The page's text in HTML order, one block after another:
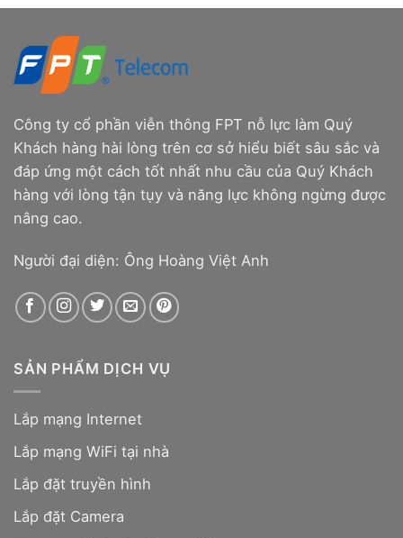
Công ty cổ phần viễn thông FPT nỗ lực làm Quý
Khách hàng hài lòng trên cơ sở hiểu biết sâu sắc và
đáp ứng một cách tốt nhất nhu cầu của Quý Khách
hàng với lòng tận tụy và năng lực không ngừng được
nâng cao.
Người đại diện: Ông Hoàng Việt Anh
SẢN PHẨM DỊCH VỤ
Lắp mạng Internet
Lắp mạng WiFi tại nhà
Lắp đặt truyền hình
Lắp đặt Camera